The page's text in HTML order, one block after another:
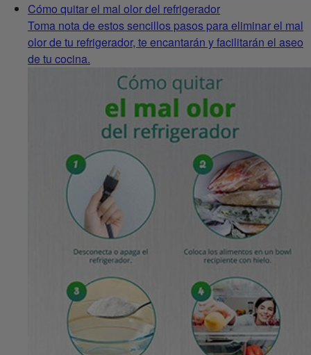
Cómo quitar el mal olor del refrigerador
Toma nota de estos sencillos pasos para eliminar el mal
olor de tu refrigerador, te encantarán y facilitarán el aseo
de tu cocina.